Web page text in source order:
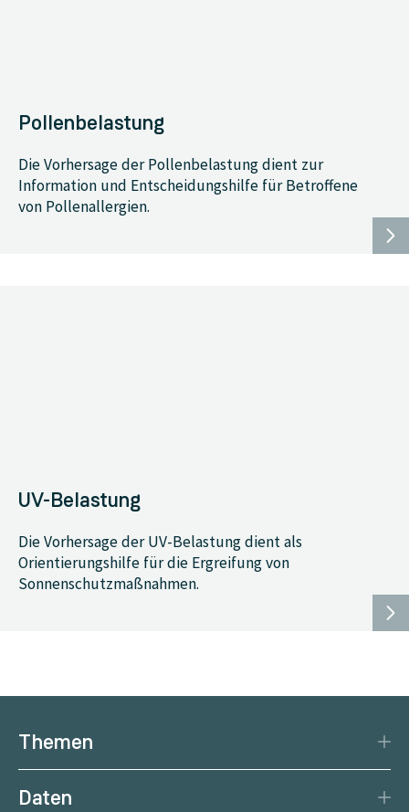
Pollenbelastung
Die Vorhersage der Pollenbelastung dient zur
Information und Entscheidungshilfe für Betroffene
von Pollenallergien.
UV-Belastung
Die Vorhersage der UV-Belastung dient als
Orientierungshilfe für die Ergreifung von
Sonnenschutzmaßnahmen.
Themen
Daten